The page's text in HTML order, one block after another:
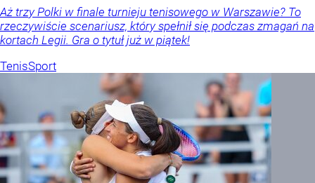
Aż trzy Polki w finale turnieju tenisowego w Warszawie? To
rzeczywiście scenariusz, który spełnił się podczas zmagań na
kortach Legii. Gra o tytuł już w piątek!
TenisSport